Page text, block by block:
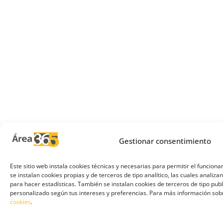
Gestionar consentimiento
Este sitio web instala cookies técnicas y necesarias para permitir el
se instalan cookies propias y de terceros de tipo analítico, las cuales
para hacer estadísticas. También se instalan cookies de terceros de tipo
personalizado según tus intereses y preferencias. Para más información
cookies.